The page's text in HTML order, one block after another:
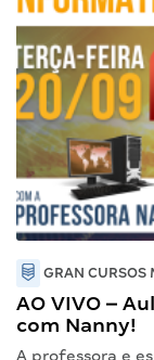
GRAN CURSOS
AO VIVO –
com Nanny!
A professora e